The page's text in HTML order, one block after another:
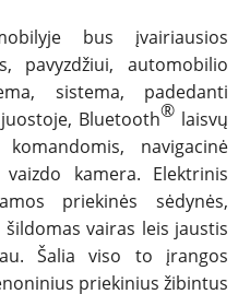
bus įvairiausios
pavyzdžiui, automobilio
sistema, padedanti
Bluetooth® laisvų
navigacinė
kamera. Elektrinis
priekinės sėdynės,
vairas leis jaustis
Šalia viso to įrangos
priekinius žibintus